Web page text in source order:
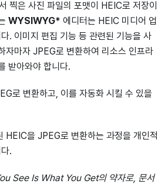
찍은 사진 파일의 포맷이 HEIC로 저장이
WYSIWYG* 에디터는 HEIC 미디어 업
. 이미지 편집 기능 등 관련된 기능을 사
자마자 JPEG로 변환하여 리소스 인프라
받아와야 합니다.
로 변환하고, 이를 자동화 시킬 수 있을
HEIC을 JPEG로 변환하는 과정을 개인적
.
See Is What You Get의 약자로, 문서